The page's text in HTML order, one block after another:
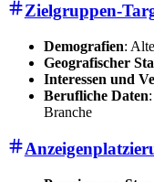
Zielgruppen-
Demografien:
Geografischer
Interessen und
Berufliche Daten
Branche